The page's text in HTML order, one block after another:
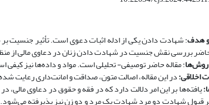
و هدف: شهادت دادن یکی از ادله اثبات دعوی است. تأثیر
بررسی نقش جنسیت در شهادت دادن زنان در دعاوی مالی از
روش‌ها: مقاله حاضر توصیفی- تحلیلی است. مواد و داده‌ها نیز
اخلاقی:در این مقاله، اصالت متون، صداقت و امانت‌داری رعایت
:یافته‌ها بر این امر دلالت دارد که در فقه و حقوق در دعاوی